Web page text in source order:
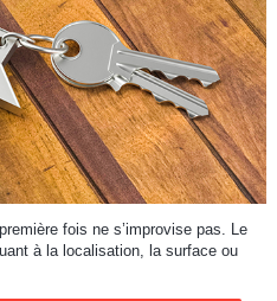
fois ne s’improvise pas. Le
à la localisation, la surface ou